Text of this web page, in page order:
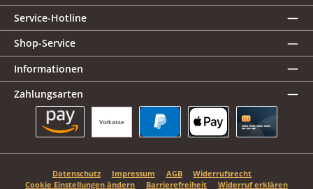
Service-Hotline
Shop-Service
Informationen
Zahlungsarten
Vorkasse
Datenschutz Impressum AGB
Widerrufsrecht
Cookie Einstellungen ändern
Barrierefreiheit Widerruf erklären